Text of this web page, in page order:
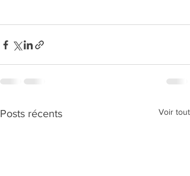
Posts récents Voir tout